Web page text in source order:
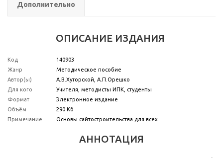
Дополнительно
ОПИСАНИЕ ИЗДАНИЯ
Код
140903
Жанр
Методическое пособие
Автор(ы)
А.В.Хуторской, А.П.Орешко
Для кого
Учителя, методисты ИПК, студенты
Формат
Электронное издание
Объём
290 Кб
Примечание
Основы сайтостроительства для всех
АННОТАЦИЯ